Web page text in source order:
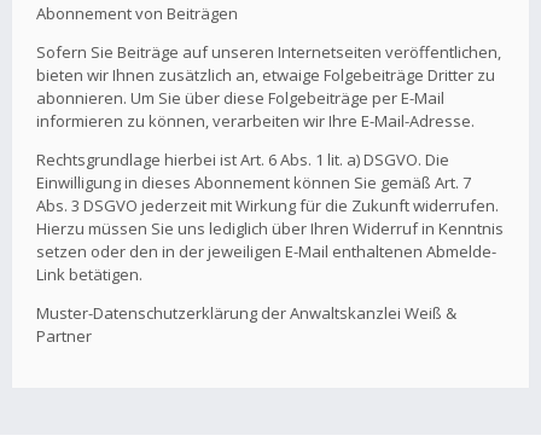
Abonnement von Beiträgen
Sofern Sie Beiträge auf unseren Internetseiten veröffentlichen,
bieten wir Ihnen zusätzlich an, etwaige Folgebeiträge Dritter zu
abonnieren. Um Sie über diese Folgebeiträge per E-Mail
informieren zu können, verarbeiten wir Ihre E-Mail-Adresse.
Rechtsgrundlage hierbei ist Art. 6 Abs. 1 lit. a) DSGVO. Die
Einwilligung in dieses Abonnement können Sie gemäß Art. 7
Abs. 3 DSGVO jederzeit mit Wirkung für die Zukunft widerrufen.
Hierzu müssen Sie uns lediglich über Ihren Widerruf in Kenntnis
setzen oder den in der jeweiligen E-Mail enthaltenen Abmelde-
Link betätigen.
Muster-Datenschutzerklärung der Anwaltskanzlei Weiß &
Partner